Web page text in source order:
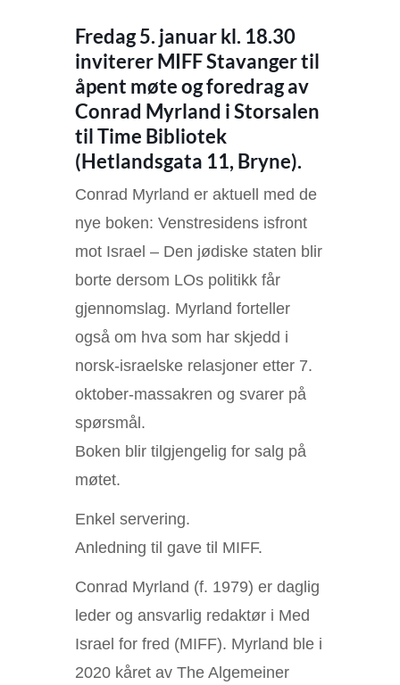
Fredag 5. januar kl. 18.30
inviterer MIFF Stavanger til
åpent møte og foredrag av
Conrad Myrland i Storsalen
til Time Bibliotek
(Hetlandsgata 11, Bryne).
Conrad Myrland er aktuell med de
nye boken: Venstresidens isfront
mot Israel – Den jødiske staten blir
borte dersom LOs politikk får
gjennomslag. Myrland forteller
også om hva som har skjedd i
norsk-israelske relasjoner etter 7.
oktober-massakren og svarer på
spørsmål.
Boken blir tilgjengelig for salg på
møtet.
Enkel servering.
Anledning til gave til MIFF.
Conrad Myrland (f. 1979) er daglig
leder og ansvarlig redaktør i Med
Israel for fred (MIFF). Myrland ble i
2020 kåret av The Algemeiner